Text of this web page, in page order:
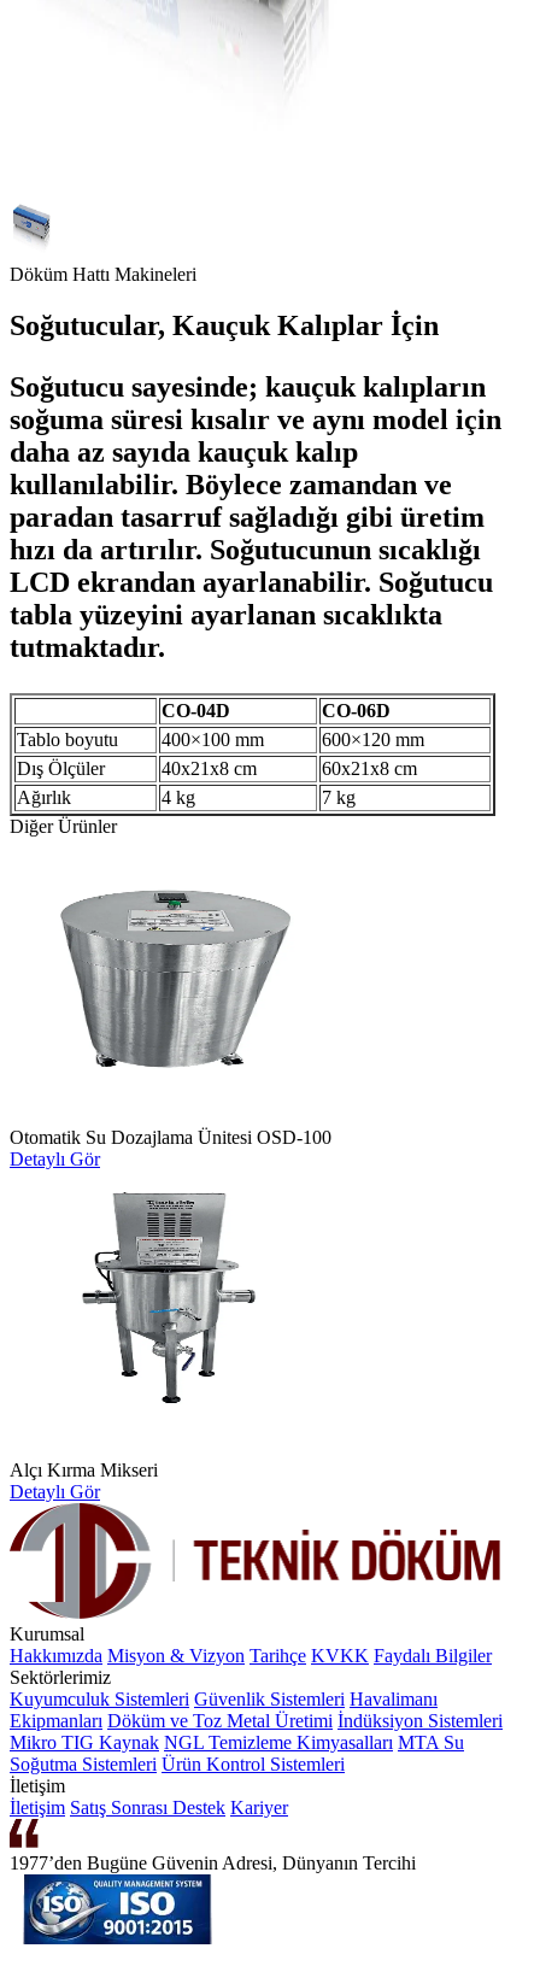
Döküm Hattı Makineleri
Soğutucular, Kauçuk Kalıplar İçin
Soğutucu sayesinde; kauçuk kalıpların
soğuma süresi kısalır ve aynı model için
daha az sayıda kauçuk kalıp
kullanılabilir. Böylece zamandan ve
paradan tasarruf sağladığı gibi üretim
hızı da artırılır. Soğutucunun sıcaklığı
LCD ekrandan ayarlanabilir. Soğutucu
tabla yüzeyini ayarlanan sıcaklıkta
tutmaktadır.
CO-04D
CO-06D
Tablo boyutu
400×100 mm
600×120 mm
Dış Ölçüler
40x21x8 cm
60x21x8 cm
Ağırlık
4 kg
7 kg
Diğer Ürünler
Otomatik Su Dozajlama Ünitesi OSD-100
Detaylı Gör
Alçı Kırma Mikseri
Detaylı Gör
Kurumsal
Hakkımızda Misyon & Vizyon Tarihçe KVKK Faydalı Bilgiler
Sektörlerimiz
Kuyumculuk Sistemleri Güvenlik Sistemleri Havalimanı
Ekipmanları Döküm ve Toz Metal Üretimi İndüksiyon Sistemleri
Mikro TIG Kaynak NGL Temizleme Kimyasalları MTA Su
Soğutma Sistemleri Ürün Kontrol Sistemleri
İletişim
İletişim Satış Sonrası Destek Kariyer
1977’den Bugüne Güvenin Adresi, Dünyanın Tercihi